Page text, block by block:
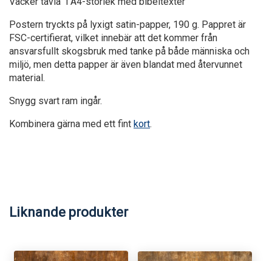
Postern tryckts på lyxigt satin-papper, 190 g. Pappret är
FSC-certifierat, vilket innebär att det kommer från
ansvarsfullt skogsbruk med tanke på både människa och
miljö, men detta papper är även blandat med återvunnet
material.
Snygg svart ram ingår.
Kombinera gärna med ett fint kort.
Liknande produkter